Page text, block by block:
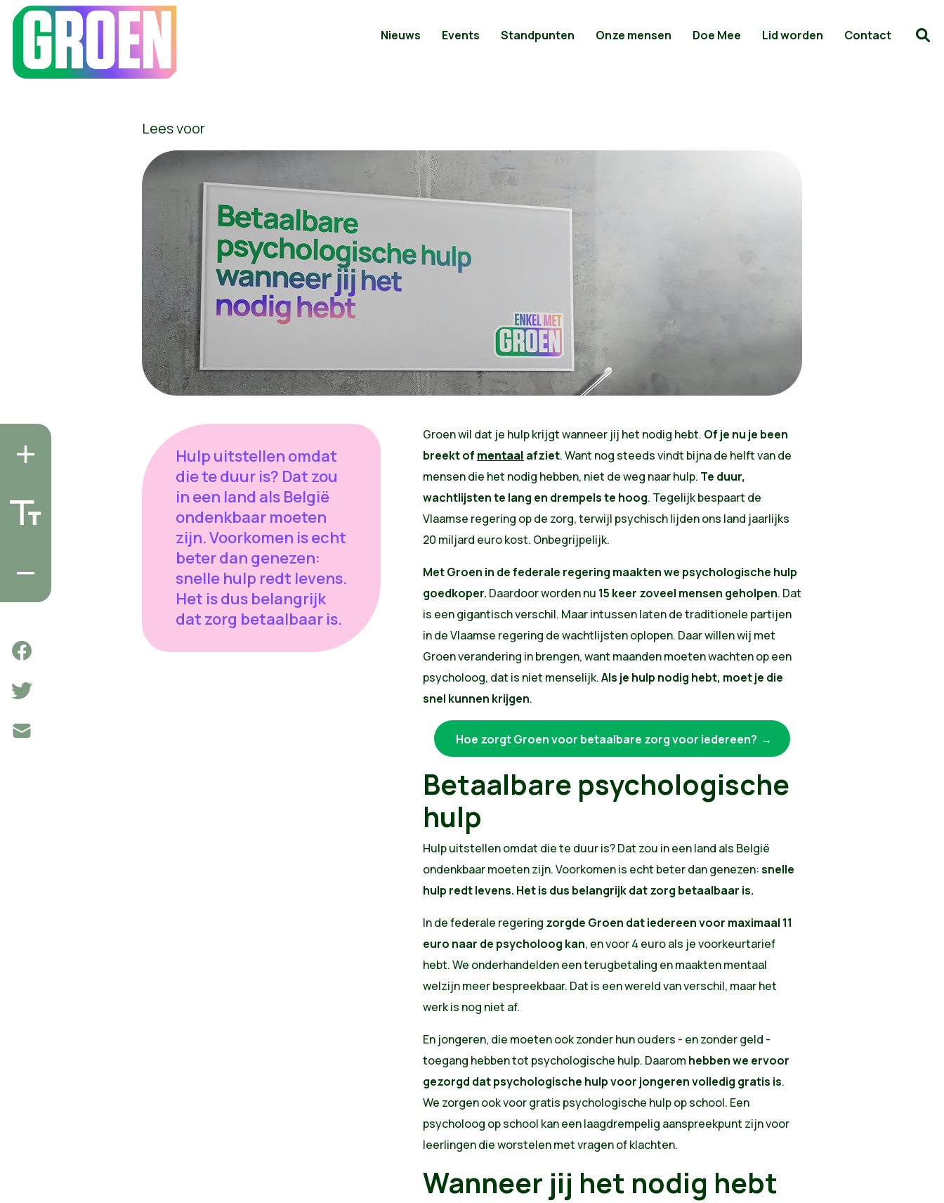
Nieuws Events Standpunten Onze mensen Doe Mee Lid worden Contact
Betaalbare psychologische hulp
Lees voor
Hulp uitstellen omdat
die te duur is? Dat zou
in een land als België
ondenkbaar moeten
zijn. Voorkomen is echt
beter dan genezen:
snelle hulp redt levens.
Het is dus belangrijk
dat zorg betaalbaar is.
Groen wil dat je hulp krijgt wanneer jij het nodig hebt. Of je nu je been
breekt of mentaal afziet. Want nog steeds vindt bijna de helft van de
mensen die het nodig hebben, niet de weg naar hulp. Te duur,
wachtlijsten te lang en drempels te hoog. Tegelijkbespaart de
Vlaamse regering op de zorg, terwijl psychisch lijden ons land jaarlijks
20 miljard euro kost. Onbegrijpelijk.
Met Groen in de federale regering maakten we psychologische hulp
goedkoper. Daardoor worden nu 15 keer zoveel mensen geholpen. Dat
is een gigantisch verschil. Maar intussen laten de traditionele partijen
in de Vlaamse regering de wachtlijsten oplopen. Daar willen wij met
Groen verandering in brengen, want maanden moeten wachten op een
psycholoog, dat is niet menselijk.Als je hulp nodig hebt, moet je die
snel kunnen krijgen.
Hoe zorgt Groen voor betaalbare zorg voor iedereen?
Betaalbare psychologische
hulp
Hulp uitstellen omdat die te duur is? Dat zou in een land als België
ondenkbaar moeten zijn. Voorkomen is echt beter dan genezen:snelle
hulp redt levens. Het is dus belangrijk dat zorg betaalbaar is.
In de federale regering zorgde Groen dat iedereen voor maximaal 11
euro naar de psycholoog kan, en voor 4 euro als je voorkeurtarief
hebt. We onderhandelden een terugbetaling en maakten mentaal
welzijn meer bespreekbaar. Dat is een wereld van verschil, maar het
werk is nog niet af.
En jongeren, die moeten ook zonder hun ouders - en zonder geld -
toegang hebben tot psychologische hulp. Daarom hebben we ervoor
gezorgd dat psychologische hulp voor jongeren volledig gratis is.
We zorgen ook voor gratis psychologische hulp op school. Een
psycholoog op school kan een laagdrempelig aanspreekpunt zijn voor
leerlingen die worstelen met vragen of klachten.
Wanneer jij het nodig hebt